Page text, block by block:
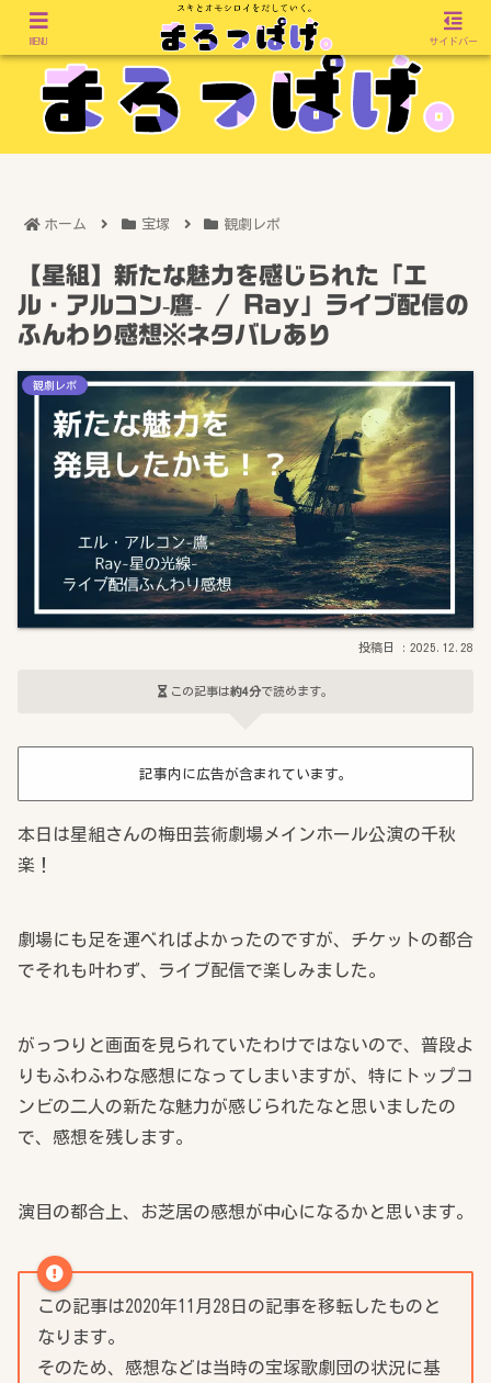
ホーム 宝塚 観劇レポ
【星組】新たな魅力を感じられた「エ
ル・アルコン-鷹- / Ray」ライブ配信の
ふんわり感想※ネタバレあり
観劇レポ
2025.12.28
この記事は約4分で読めます。
記事内に広告が含まれています。
本日は星組さんの梅田芸術劇場メインホール公演の千秋
楽！
劇場にも足を運べればよかったのですが、チケットの都合
でそれも叶わず、ライブ配信で楽しみました。
がっつりと画面を見られていたわけではないので、普段よ
りもふわふわな感想になってしまいますが、特にトップコ
ンビの二人の新たな魅力が感じられたなと思いましたの
で、感想を残します。
演目の都合上、お芝居の感想が中心になるかと思います。
この記事は2020年11月28日の記事を移転したものと
なります。
そのため、感想などは当時の宝塚歌劇団の状況に基
MENU サイドバー